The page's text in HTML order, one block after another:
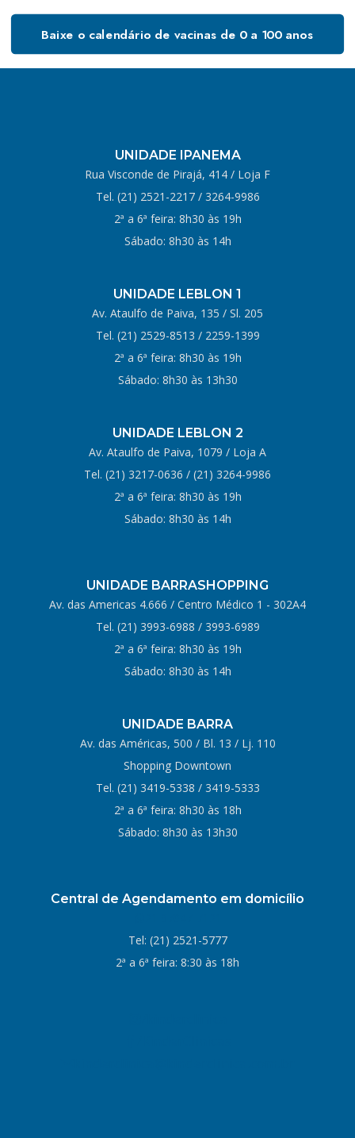
Baixe o calendário de vacinas de 0 a 100 anos
UNIDADE IPANEMA
Rua Visconde de Pirajá, 414 / Loja F
Tel. (21) 2521-2217/ 3264-9986
2ª a 6ª feira: 8h30 às 19h
Sábado: 8h30 às 14h
UNIDADE LEBLON 1
Av. Ataulfo de Paiva, 135 / Sl. 205
Tel. (21) 2529-8513 / 2259-1399
2ª a 6ª feira: 8h30 às 19h
Sábado: 8h30 às 13h30
UNIDADE LEBLON 2
Av. Ataulfo de Paiva, 1079 / Loja A
Tel. (21) 3217-0636 / (21) 3264-9986
2ª a 6ª feira: 8h30 às 19h
Sábado: 8h30 às 14h
UNIDADE BARRASHOPPING
Av. das Americas 4.666 / Centro Médico 1 - 302A4
Tel. (21) 3993-6988 / 3993-6989
2ª a 6ª feira: 8h30 às 19h
Sábado: 8h30 às 14h
UNIDADE BARRA
Av. das Américas, 500 / Bl. 13 / Lj. 110
Shopping Downtown
Tel. (21) 3419-5338 / 3419-5333
2ª a 6ª feira: 8h30 às 18h
Sábado: 8h30 às 13h30
Central de Agendamento em domicílio
Tel: (21) 2521-5777
2ª a 6ª feira: 8:30 às 18h